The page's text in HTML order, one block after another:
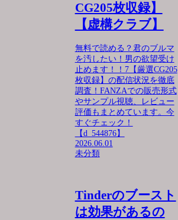
CG205枚収録】
【虚構クラブ】
無料で読める？君のブルマ
を汚したい！男の欲望受け
止めます！！7【厳選CG205
枚収録】の配信状況を徹底
調査！FANZAでの販売形式
やサンプル視聴、レビュー
評価もまとめています。今
すぐチェック！
【d_544876】
2026.06.01
未分類
Tinderのブースト
は効果があるの